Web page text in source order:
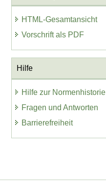
HTML-Gesamtansicht
Vorschrift als PDF
Hilfe
Hilfe zur Normenhistorie
Fragen und Antworten
Barrierefreiheit